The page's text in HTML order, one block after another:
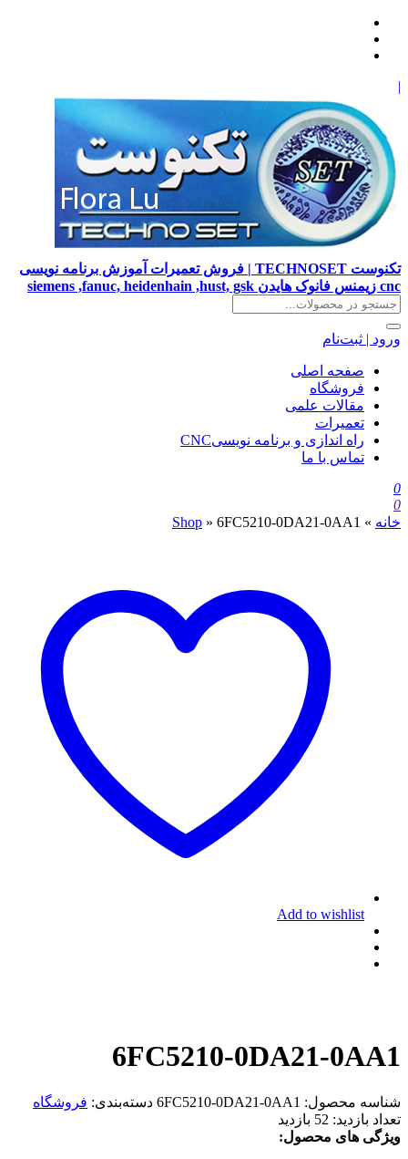
|
تکنوست TECHNOSET | فروش تعمیرات آموزش برنامه نویسی
cnc زیمنس فانوک هایدن siemens ,fanuc, heidenhain ,hust, gsk
ورود | ثبت‌نام
صفحه اصلی
فروشگاه
مقالات علمی
تعمیرات
راه اندازی و برنامه نویسیCNC
تماس با ما
0
0
خانه »
Shop » 6FC5210-0DA21-0AA1
Add to wishlist
6FC5210-0DA21-0AA1
شناسه محصول: 6FC5210-0DA21-0AA1 دسته‌بندی: فروشگاه
تعداد بازدید: 52 بازدید
ویژگی های محصول: